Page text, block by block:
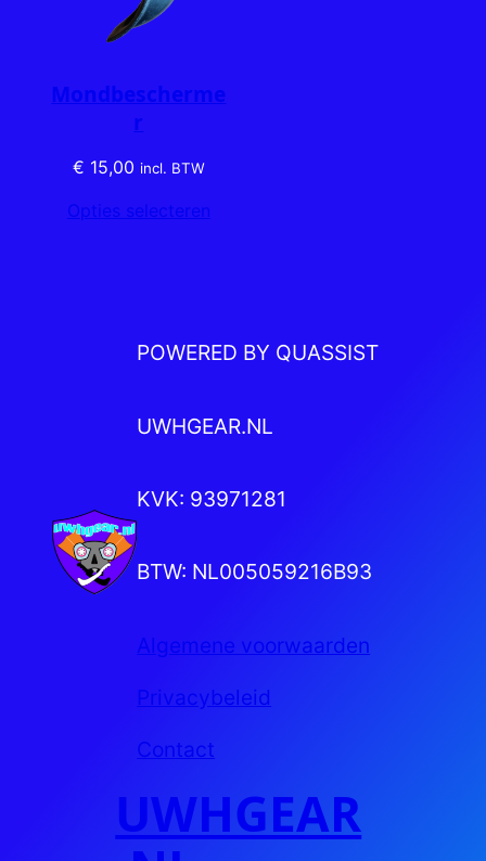
Mondbescherme
r
€ 15,00 incl. BTW
Opties selecteren
POWERED BY QUASSIST
UWHGEAR.NL
KVK: 93971281
BTW: NL005059216B93
Algemene voorwaarden
Privacybeleid
Contact
UWHGEAR